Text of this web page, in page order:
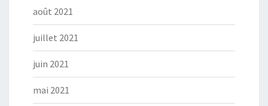
août 2021
juillet 2021
juin 2021
mai 2021